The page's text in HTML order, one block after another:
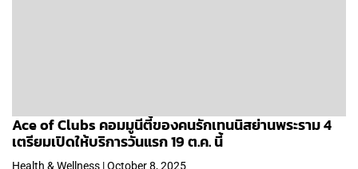
Ace of Clubs คอมมูนีตี้ของคนรักเทนนิสย่านพระราม 4
เตรียมเปิดให้บริการวันแรก 19 ต.ค. นี้
Health & Wellness | October 8, 2025